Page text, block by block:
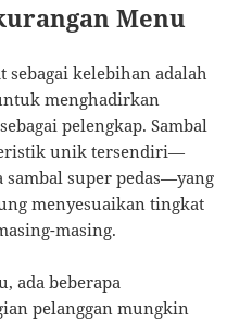
Menu
sebagai kelebihan adalah
menghadirkan
pelengkap. Sambal
unik tersendiri—
super pedas—yang
menyesuaikan tingkat
masing.
ada beberapa
pelanggan mungkin